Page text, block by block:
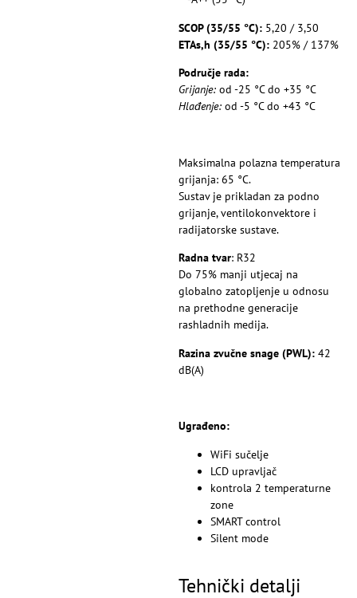
SCOP (35/55 °C): 5,20 / 3,50
ETAs,h (35/55 °C): 205% / 137%
Područje rada:
Grijanje: od -25 °C do +35 °C
Hlađenje: od -5 °C do +43 °C
Maksimalna polazna temperatura
grijanja: 65 °C.
Sustav je prikladan za podno
grijanje, ventilokonvektore i
radijatorske sustave.
Radna tvar: R32
Do 75% manji utjecaj na
globalno zatopljenje u odnosu
na prethodne generacije
rashladnih medija.
Razina zvučne snage (PWL): 42
dB(A)
Ugrađeno:
WiFi sučelje
LCD upravljač
kontrola 2 temperaturne
zone
SMART control
Silent mode
Tehnički detalji